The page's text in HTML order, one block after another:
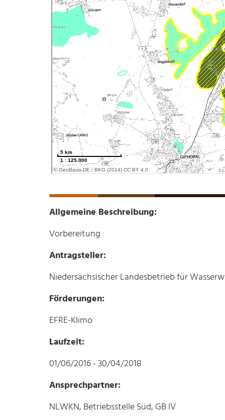
Allgemeine Beschreibung:
Vorbereitung
Antragsteller:
Niedersächsischer Landesbetrieb für
Förderungen:
EFRE-Klimo
Laufzeit:
01/06/2016 - 30/04/2018
Ansprechpartner:
NLWKN, Betriebsstelle Süd, GB IV